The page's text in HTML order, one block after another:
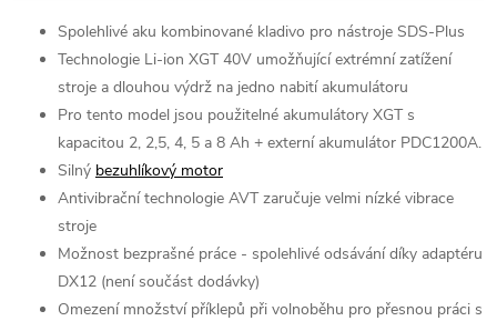
Spolehlivé aku kombinované kladivo pro nástroje SDS-Plus
Technologie Li-ion XGT 40V umožňující extrémní zatížení
stroje a dlouhou výdrž na jedno nabití akumulátoru
Pro tento model jsou použitelné akumulátory XGT s
kapacitou 2, 2,5, 4, 5 a 8 Ah + externí akumulátor PDC1200A.
Silný bezuhlíkový motor
Antivibrační technologie AVT zaručuje velmi nízké vibrace
stroje
Možnost bezprašné práce - spolehlivé odsávání díky adaptéru
DX12 (není součást dodávky)
Omezení množství příklepů při volnoběhu pro přesnou práci s